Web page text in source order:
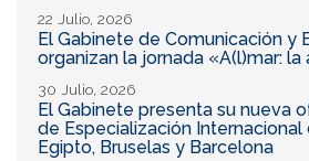
22 Julio, 2026
El Gabinete de Comunicación y
organizan la jornada «A(l)mar:
30 Julio, 2026
El Gabinete presenta su nueva
de Especialización Internacional
Egipto, Bruselas y Barcelona